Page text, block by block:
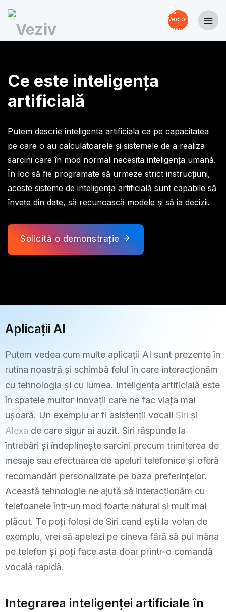
Ce este inteligența
artificială
Putem descrie inteligenta artificiala ca pe capacitatea
pe care o au calculatoarele și sistemele de a realiza
sarcini care în mod normal necesita inteligența umană.
În loc să fie programate să urmeze strict instrucțiuni,
aceste sisteme de inteligența artificială sunt capabile să
învețe din date, să recunoască modele și să ia decizii.
Solicită o demonstrație
Aplicații AI
Putem vedea cum multe aplicații AI sunt prezente în
rutina noastră și schimbă felul în care interacționăm
cu tehnologia și cu lumea. Inteligența artificială este
în spatele multor inovații care ne fac viața mai
ușoară. Un exemplu ar fi asistenții vocali Siri și
Alexa de care sigur ai auzit. Siri răspunde la
întrebări și îndeplinește sarcini precum trimiterea de
mesaje sau efectuarea de apeluri telefonice și oferă
recomandări personalizate pe baza preferințelor.
Această tehnologie ne ajută să interacționăm cu
telefoanele într-un mod foarte natural și mult mai
plăcut. Te poți folosi de Siri cand ești la volan de
exemplu, vrei să apelezi pe cineva fără să pui mâna
pe telefon și poți face asta doar printr-o comandă
vocală rapidă.
Integrarea inteligenței artificiale în